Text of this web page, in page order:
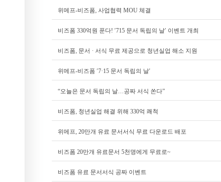
위메프-비즈폼, 사업협력 MOU 체결
비즈폼 330억원 푼다! ′715 문서 독립의 날′ 이벤트 개최
비즈폼, 문서 · 서식 무료 제공으로 청년실업 해소 지원
위메프-비즈폼 ′7·15 문서 독립의 날′
“오늘은 문서 독립의 날…공짜 서식 쏜다”
비즈폼, 청년실업 해결 위해 330억 쾌척
위메프, 20만개 유료 문서서식 무료 다운로드 배포
비즈폼 20만개 유료문서 5천명에게 무료로~
비즈폼 유료 문서서식 공짜 이벤트